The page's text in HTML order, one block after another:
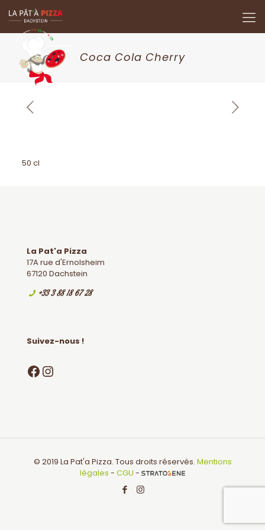
Coca Cola Cherry
50 cl
La Pat'a Pizza
17A rue d'Ernolsheim
67120 Dachstein
+33 3 88 18 67 28
Suivez-nous !
Facebook
Instagram
© 2019 La Pat'a Pizza. Tous droits réservés. Mentions
légales - CGU -